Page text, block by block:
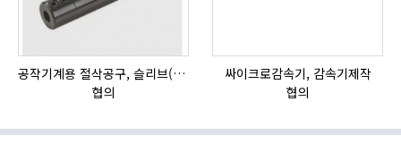
공작기계용 절삭공구, 슬리브(SLEEVE)
협의
싸이크로감속기, 감속기제작
협의